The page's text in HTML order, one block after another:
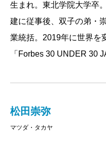
変える。そこにヘラルボ
従来の福祉は受け皿と
そこでの活動で知的障害
売を通じて収益を獲得し
い手が価値を認め、それ
果として、売り手は収益
生まれ。東北学院大学卒
建に従事後、双子の弟・
業統括。2019年に世界を
「Forbes 30 UNDER 30
松田崇弥
マツダ・タカヤ